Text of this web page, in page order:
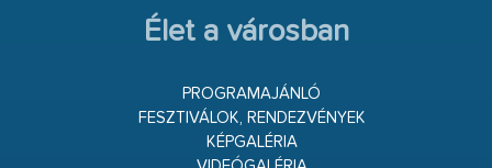
Élet a városban
PROGRAMAJÁNLÓ
FESZTIVÁLOK, RENDEZVÉNYEK
KÉPGALÉRIA